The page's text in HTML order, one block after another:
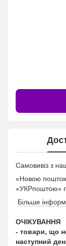
Самовивіз з
«Новою
«УКРпоштою»
Більше
ОЧІКУВАННЯ
- товари, що
наступний